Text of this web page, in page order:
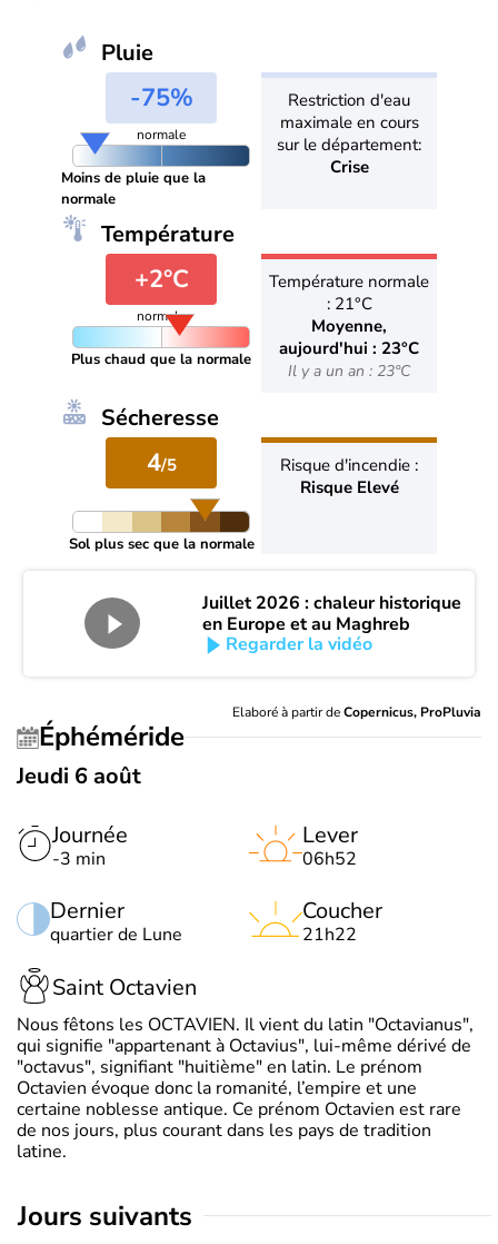
Pluie
-75%
normale
Moins de pluie que la
normale
Restriction d'eau
maximale en cours
sur le département:
Crise
Température
+2°C
normale
Plus chaud que la normale
Température normale
: 21°C
Moyenne,
aujourd'hui : 23°C
Il y a un an : 23°C
Sécheresse
4/5
Sol plus sec que la normale
Risque d'incendie :
Risque Elevé
Juillet 2026 : chaleur historique
en Europe et au Maghreb
Regarder la vidéo
Elaboré à partir deCopernicus, ProPluvia
Éphéméride
Jeudi 6 août
Journée
-3 min
Dernier
quartier de Lune
Lever
06h52
Coucher
21h22
Saint Octavien
Nous fêtons les OCTAVIEN. Il vient du latin "Octavianus",
qui signifie "appartenant à Octavius", lui-même dérivé de
"octavus", signifiant "huitième" en latin. Le prénom
Octavien évoque donc la romanité, l’empire et une
certaine noblesse antique. Ce prénom Octavien est rare
de nos jours, plus courant dans les pays de tradition
latine.
jours suivants